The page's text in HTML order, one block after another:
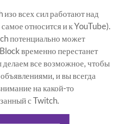
всех сил работают над
относится и к YouTube).
потенциально может
временно перестанет
все возможное, чтобы
и вы всегда
на какой-то
с Twitch.